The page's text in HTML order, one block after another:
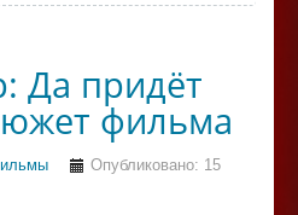
Да придёт
фильма
Опубликовано: 15